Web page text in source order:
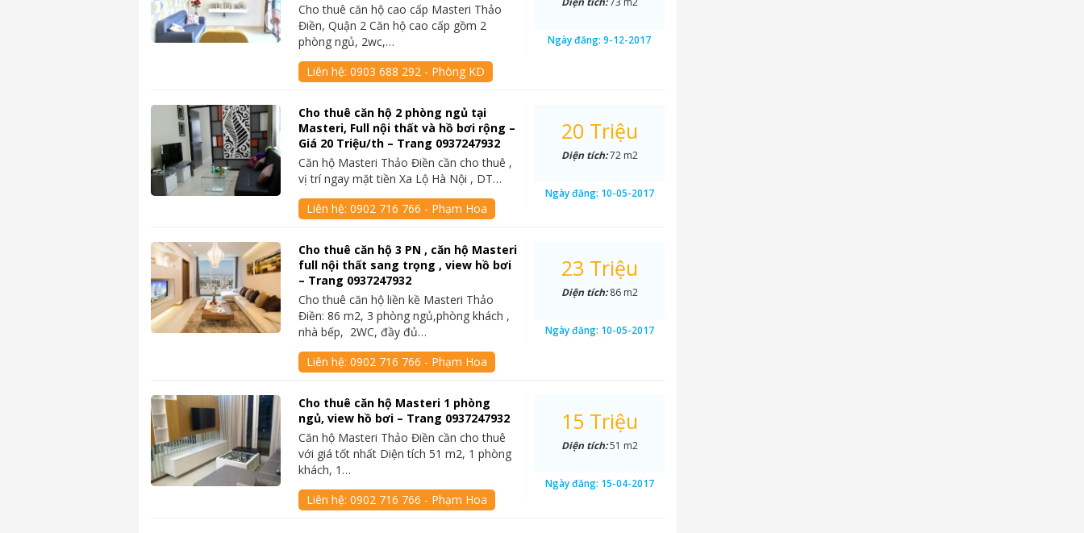
Cho thuê căn hộ cao cấp Masteri Thảo
Điền, Quận 2 Căn hộ cao cấp gồm 2
phòng ngủ, 2wc,…
Liên hệ:0903 688 292 - Phòng KD
Ngày đăng:9-12-2017
Cho thuê căn hộ 2 phòng ngủ tại
Masteri, Full nội thất và hồ bơi rộng –
Giá 20 Triệu/th – Trang 0937247932
Căn hộ Masteri Thảo Điền cần cho thuê ,
vị trí ngay mặt tiền Xa Lộ Hà Nội , DT…
Liên hệ:0902 716 766 - Phạm Hoa
20 Triệu
Diện tích:72 m2
Ngày đăng: 10-05-2017
Cho thuê căn hộ 3 PN , căn hộ Masteri
full nội thất sang trọng , view hồ bơi
– Trang 0937247932
Cho thuê căn hộ liền kề Masteri Thảo
Điền: 86 m2, 3 phòng ngủ,phòng khách ,
nhà bếp, 2WC, đầy đủ…
Liên hệ:0902 716 766 - Phạm Hoa
23 Triệu
Diện tích:86 m2
Ngày đăng: 10-05-2017
Cho thuê căn hộ Masteri 1 phòng
ngủ, view hồ bơi – Trang 0937247932
Căn hộ Masteri Thảo Điền cần cho thuê
với giá tốt nhất Diện tích 51 m2, 1 phòng
khách, 1…
Liên hệ:0902 716 766 - Phạm Hoa
15 Triệu
Diện tích:51 m2
Ngày đăng: 15-04-2017